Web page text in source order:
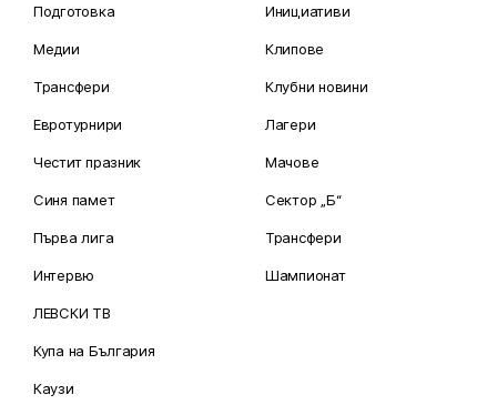
Подготовка
Медии
Трансфери
Евротурнири
Честит празник
Синя памет
Първа лига
Интервю
ЛЕВСКИ ТВ
Купа на България
Каузи
Инициативи
Клипове
Клубни новини
Лагери
Мачове
Сектор „Б“
Трансфери
Шампионат